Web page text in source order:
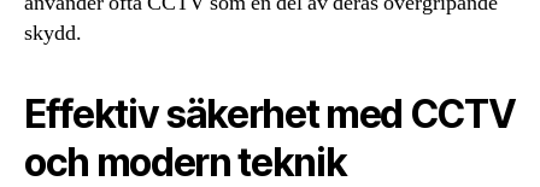
skydd.
Effektiv säkerhet med CCTV
och modern teknik